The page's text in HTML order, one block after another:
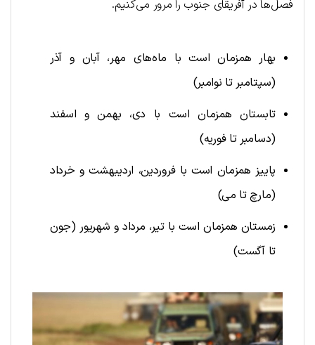
فصل‌ها در آفریقای جنوب را مرور می‌کنیم.
بهار همزمان است با ماه‌های مهر، آبان و آذر
(سپتامبر تا نوامبر)
تابستان همزمان است با دی، بهمن و اسفند
(دسامبر تا فوریه)
پاییز همزمان است با فروردین، اردیبهشت و خرداد
(مارچ تا می)
زمستان همزمان است با تیر، مرداد و شهریور (جون
تا آگست)